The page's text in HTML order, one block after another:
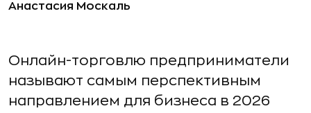
Анастасия Москаль
Онлайн-торговлю предприниматели
называют самым перспективным
направлением для бизнеса в 2026